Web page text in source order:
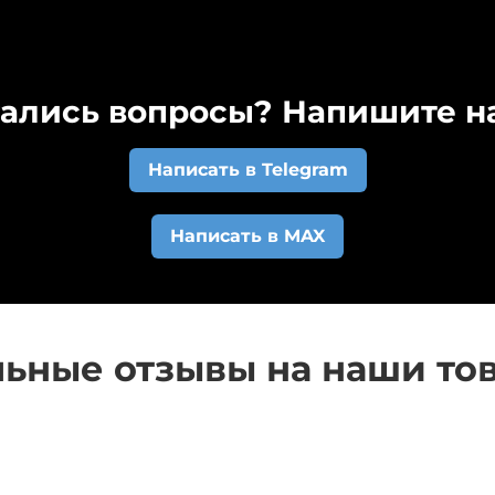
и оформите заказ. Счет автоматически
вопросы? Напишите
Написать в Telegram
Написать в MAX
отзывы на наши